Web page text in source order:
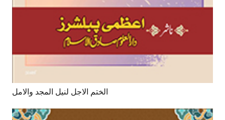
الختم الاجل لنیل المجد والامل